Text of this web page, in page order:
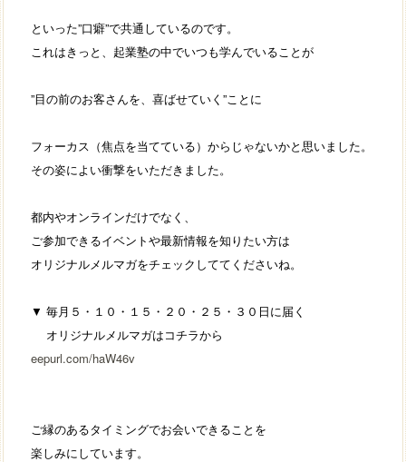
といった”口癖”で共通しているのです。
これはきっと、起業塾の中でいつも学んでいることが
”目の前のお客さんを、喜ばせていく”ことに
フォーカス（焦点を当てている）からじゃないかと思いました。
その姿によい衝撃をいただきました。
都内やオンラインだけでなく、
ご参加できるイベントや最新情報を知りたい方は
オリジナルメルマガをチェックしててくださいね。
▼ 毎月５・１０・１５・２０・２５・３０日に届く
オリジナルメルマガはコチラから
eepurl.com/haW46v
ご縁のあるタイミングでお会いできることを
楽しみにしています。